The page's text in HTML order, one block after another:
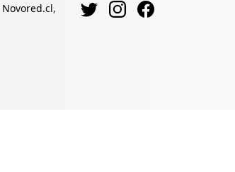
Novored.cl,